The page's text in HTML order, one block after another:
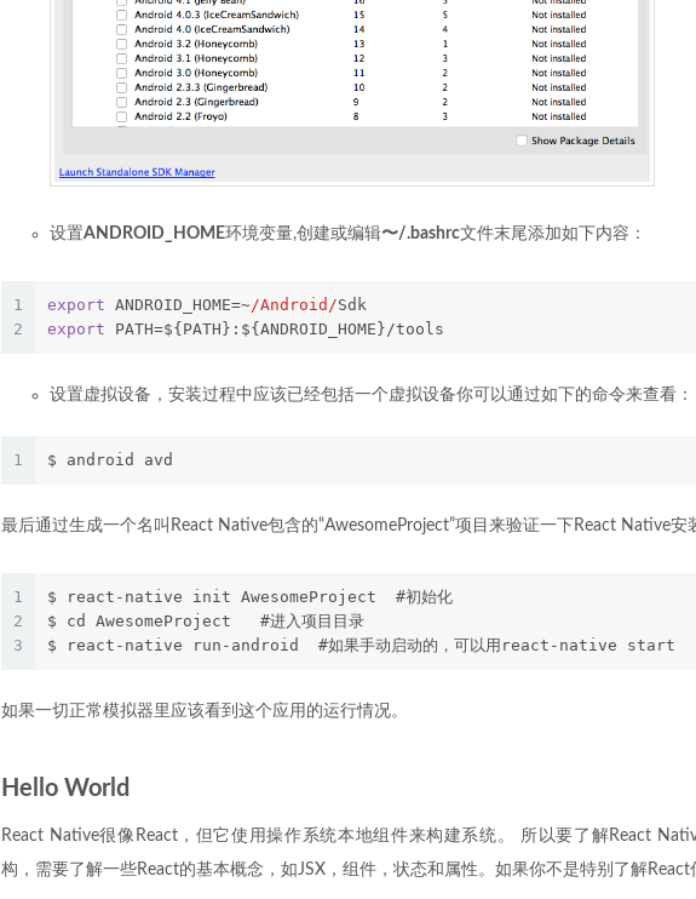
设置ANDROID_HOME环境变量,创建或编辑〜/.bashrc文件末尾添加如下内容：
1
2
export ANDROID_HOME=~/Android/Sdk
export PATH=${PATH}:${ANDROID_HOME}/tools
设置虚拟设备，安装过程中应该已经包括一个虚拟设备你可以通过如下的命令来查看：
1 $ android avd
最后通过生成一个名叫React Native包含的“AwesomeProject”项目来验证一下React Native安
1
2
3
$ react-native init AwesomeProject  #初始化
$ cd AwesomeProject   #进入项目目录
$ react-native run-android  #如果手动启动的，可以用react-native start
如果一切正常模拟器里应该看到这个应用的运行情况。
Hello World
React Native很像React，但它使用操作系统本地组件来构建系统。 所以要了解React
构，需要了解一些React的基本概念，如JSX，组件，状态和属性。如果你不是特别了解React